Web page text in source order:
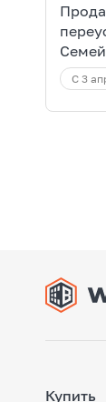
С 3
Купить